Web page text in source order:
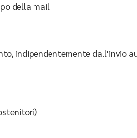
della mail
indipendentemente dall'invio